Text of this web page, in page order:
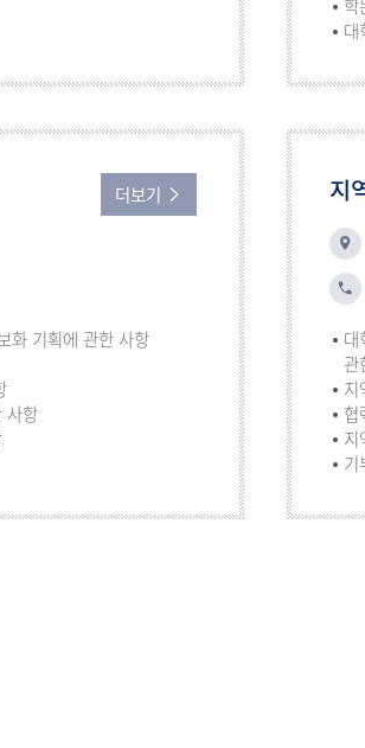
학
대
화 기획에 관한 사항
사항
더보기 지
대
관
지
협
지
기